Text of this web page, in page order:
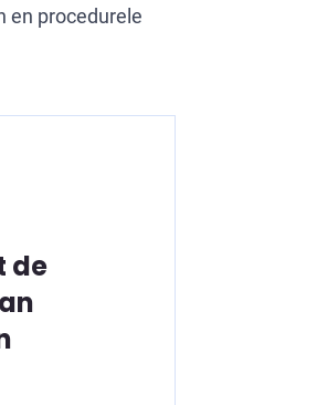
en procedurele
de